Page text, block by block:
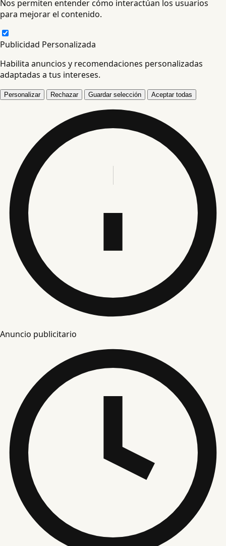
Nos permiten entender cómo interactúan los usuarios
para mejorar el contenido.
Publicidad Personalizada
Habilita anuncios y recomendaciones personalizadas
adaptadas a tus intereses.
Personalizar Rechazar Guardar selección Aceptar todas
Anuncio publicitario